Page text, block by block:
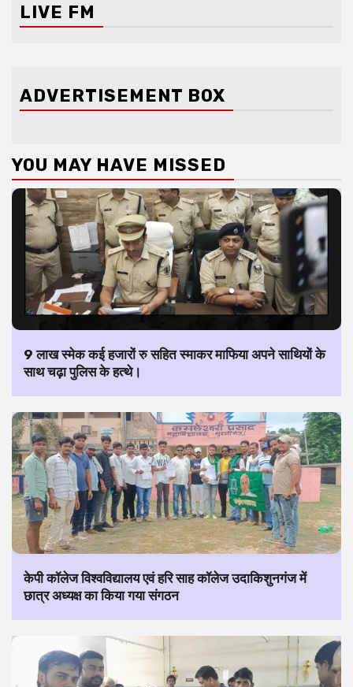
LIVE FM
ADVERTISEMENT BOX
YOU MAY HAVE MISSED
9 लाख स्मेक कई हजारों रु सहित स्माकर माफिया अपने साथियों के
साथ चढ़ा पुलिस के हत्थे।
केपी कॉलेज विश्वविद्यालय एवं हरि साह कॉलेज उदाकिशुनगंज में
छात्र अध्यक्ष का किया गया संगठन